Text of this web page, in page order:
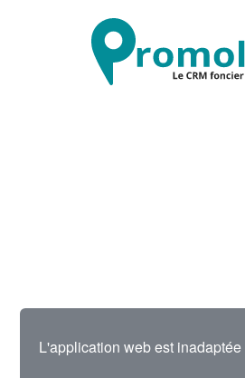
L'application web est